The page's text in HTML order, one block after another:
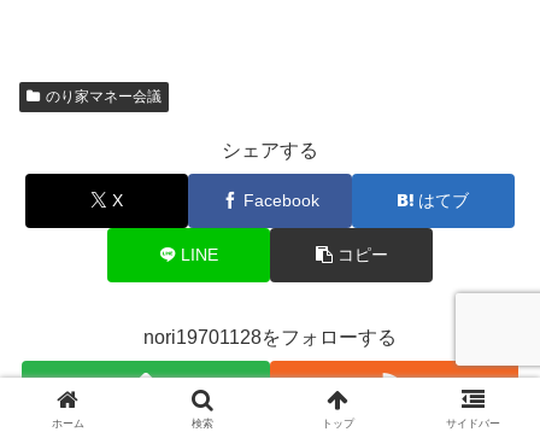
のり家マネー会議
シェアする
X Facebook はてブ
LINE コピー
nori19701128をフォローする
ホーム 検索 トップ サイドバー